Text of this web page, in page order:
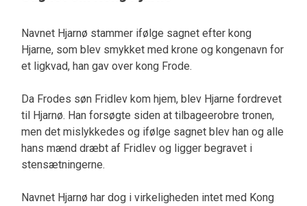
Navnet Hjarnø stammer ifølge sagnet efter kong
Hjarne, som blev smykket med krone og kongenavn for
et ligkvad, han gav over kong Frode.
Da Frodes søn Fridlev kom hjem, blev Hjarne fordrevet
til Hjarnø. Han forsøgte siden at tilbageerobre tronen,
men det mislykkedes og ifølge sagnet blev han og alle
hans mænd dræbt af Fridlev og ligger begravet i
stensætningerne.
Navnet Hjarnø har dog i virkeligheden intet med Kong